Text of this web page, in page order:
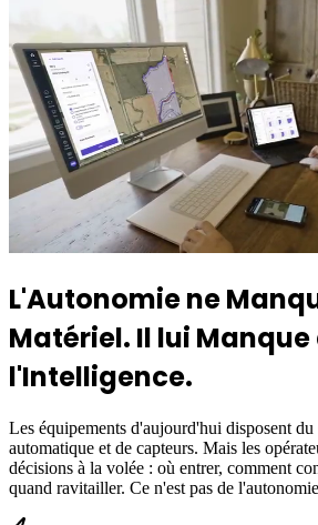
L'Autonomie ne
Matériel. Il lui Manque
l'Intelligence.
Les équipements d'aujourd'hui disposent
automatique et de capteurs. Mais les
décisions à la volée : où entrer, comment
quand ravitailler. Ce n'est pas de